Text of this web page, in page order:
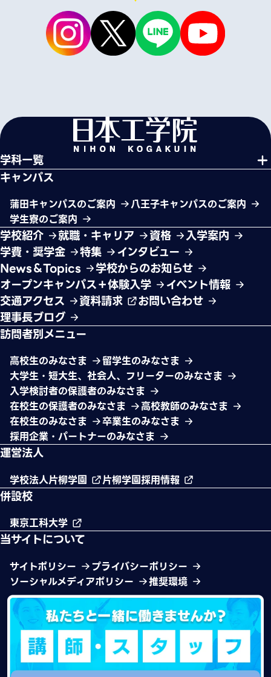
学科一覧
キャンパス
蒲田キャンパスのご案内
八王子キャンパスのご案内
学生寮のご案内
学校紹介 就職・キャリア 資格
入学案内
学費・奨学金
特集
インタビュー
News＆Topics
学校からのお知らせ
オープンキャンパス＋体験入学
イベント情報
交通アクセス
資料請求
お問い合わせ
理事長ブログ
訪問者別メニュー
高校生のみなさま
留学生のみなさま
大学生・短大生、社会人、フリーターのみなさま
入学検討者の保護者のみなさま
在校生の保護者のみなさま
高校教師のみなさま
在校生のみなさま
卒業生のみなさま
採用企業・パートナーのみなさま
運営法人
学校法人片柳学園 片柳学園採用情報
併設校
東京工科大学
当サイトについて
サイトポリシー
プライバシーポリシー
ソーシャルメディアポリシー
推奨環境